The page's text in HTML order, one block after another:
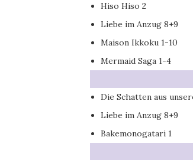
Hiso Hiso 2
Liebe im Anzug 8+9
Maison Ikkoku 1-10
Mermaid Saga 1-4
Die Schatten aus
Liebe im Anzug 8+9
Bakemonogatari 1